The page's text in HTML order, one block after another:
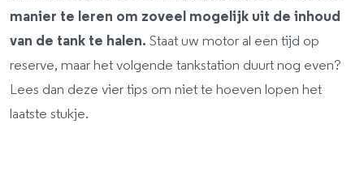
manier te leren om zoveel mogelijk uit de inhoud
van de tank te halen. Staat uw motor al een tijd op
reserve, maar het volgende tankstation duurt nog even?
Lees dan deze vier tips om niet te hoeven lopen het
laatste stukje.